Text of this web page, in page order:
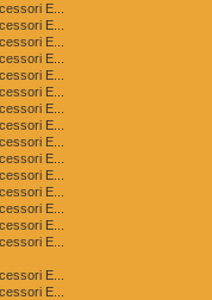
E...
E...
E...
E...
E...
E...
E...
E...
E...
E...
E...
E...
E...
E...
E...
E...
E...